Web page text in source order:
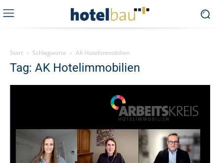
Start Schlagworte AK Hotelimmobilien
Tag: AK Hotelimmobilien